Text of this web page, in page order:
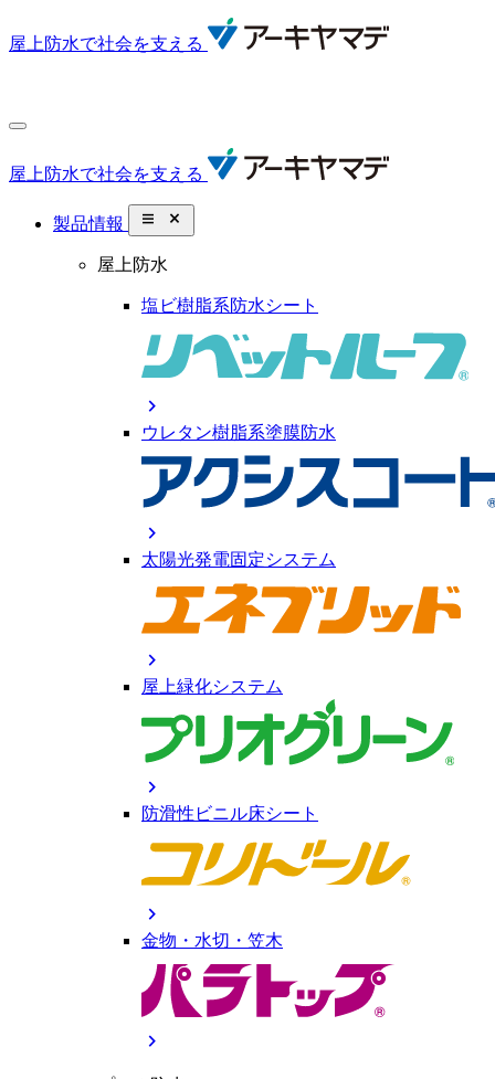
屋上防水で社会を支える
屋上防水で社会を支える
製品情報 close_small
屋上防水
塩ビ樹脂系防水シート
chevron_right
ウレタン樹脂系塗膜防水
chevron_right
太陽光発電固定システム
chevron_right
屋上緑化システム
chevron_right
防滑性ビニル床シート
chevron_right
金物・水切・笠木
chevron_right